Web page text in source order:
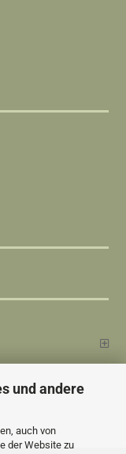
und andere
auch von
der Website zu